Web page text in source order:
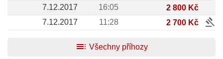
7.12.2017 16:05
2 800 Kč
7.12.2017
11:28 2 700 Kč
gavel
toc Všechny příhozy